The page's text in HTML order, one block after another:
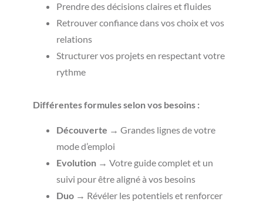
Prendre des décisions claires et fluides
Retrouver confiance dans vos choix et vos
relations
Structurer vos projets en respectant votre
rythme
Différentes formules selon vos besoins :
Découverte → Grandes lignes de votre
mode d’emploi
Evolution → Votre guide complet et un
suivi pour être aligné à vos besoins
Duo → Révéler les potentiels et renforcer